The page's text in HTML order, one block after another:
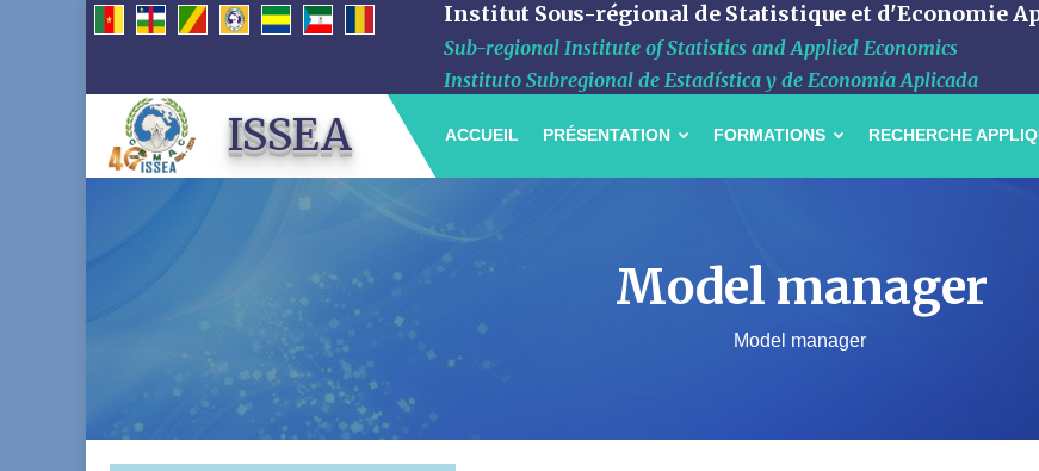
Institut Sous-régional de Statistique et d'Economie
Sub-regional Institute of Statistics and Applied Economics
Instituto Subregional de Estadística y de Economía Aplicada
ISSEA ACCUEIL PRÉSENTATION FORMATIONS RECHERCHE
Model manager
Model manager